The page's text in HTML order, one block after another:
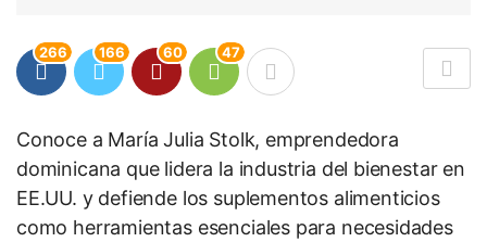
266 166 60 47
Conoce a María Julia Stolk, emprendedora
dominicana que lidera la industria del bienestar en
EE.UU. y defiende los suplementos alimenticios
como herramientas esenciales para necesidades